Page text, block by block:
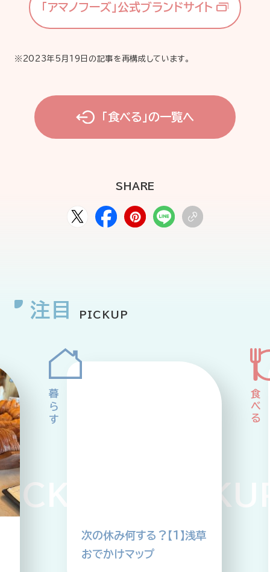
「アマノフーズ」公式ブランドサイト
※2023年5月19日の記事を再構成しています。
「食べる」の一覧へ
SHARE
注目 PICKUP
PICKUP
次の休み何する？【1】浅草
おでかけマップ